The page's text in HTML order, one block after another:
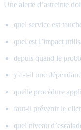
Une alerte d’astreinte
quel service est
quel est l’impact
depuis quand le
y a-t-il une
quelle procédure
faut-il prévenir le
quel niveau